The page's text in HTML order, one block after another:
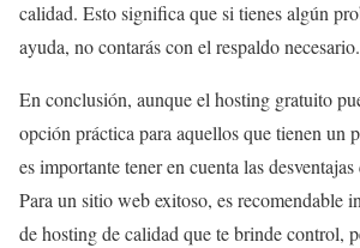
calidad. Esto significa que si tienes algún
ayuda, no contarás con el respaldo necesario.
En conclusión, aunque el hosting gratuito
opción práctica para aquellos que tienen un
es importante tener en cuenta las
Para un sitio web exitoso, es recomendable
de hosting de calidad que te brinde control,